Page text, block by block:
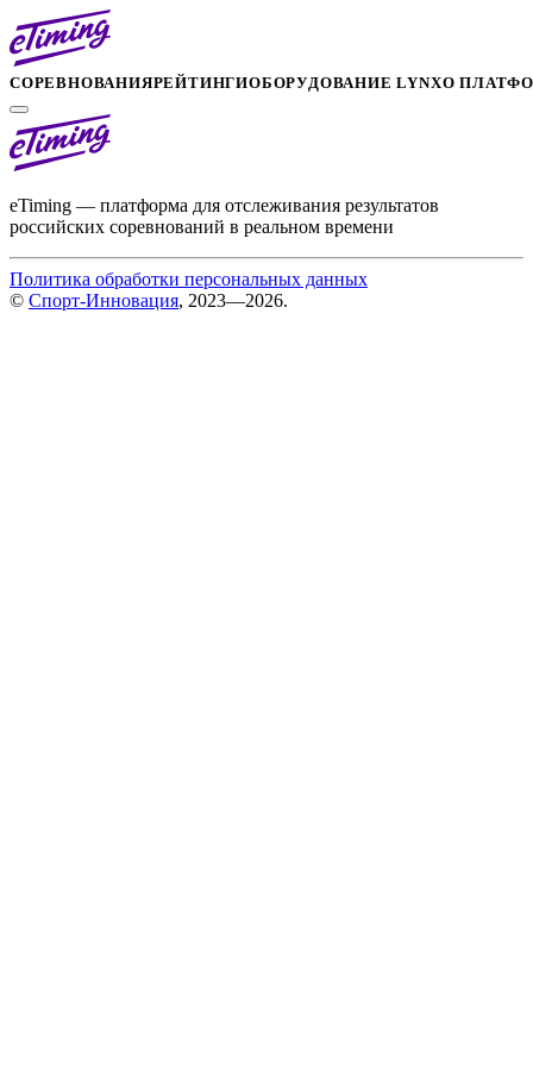
СОРЕВНОВАНИЯРЕЙТИНГИОБОРУДОВАНИЕ LYNXО
eTiming — платформа для отслеживания результатов
российских соревнований в реальном времени
Политика обработки персональных данных
© Спорт-Инновация, 2023—2026.